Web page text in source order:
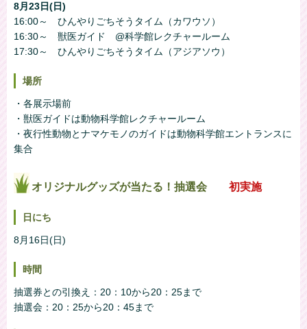
8月23日(日)
16:00～ ひんやりごちそうタイム（カワウソ）
16:30～ 獣医ガイド @科学館レクチャールーム
17:30～ ひんやりごちそうタイム（アジアソウ）
場所
・各展示場前
・獣医ガイドは動物科学館レクチャールーム
・夜行性動物とナマケモノのガイドは動物科学館エントランスに
集合
オリジナルグッズが当たる！抽選会 初実施
日にち
8月16日(日)
時間
抽選券との引換え：20：10から20：25まで
抽選会：20：25から20：45まで